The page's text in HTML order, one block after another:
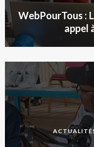
WebPourTous :
appel